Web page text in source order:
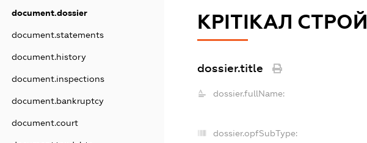
document.dossier
document.statements
document.history
document.inspections
document.bankruptcy
document.court
КРІТІКАЛ СТРОЙ
dossier.title
dossier.fullName:
dossier.opfSubType: